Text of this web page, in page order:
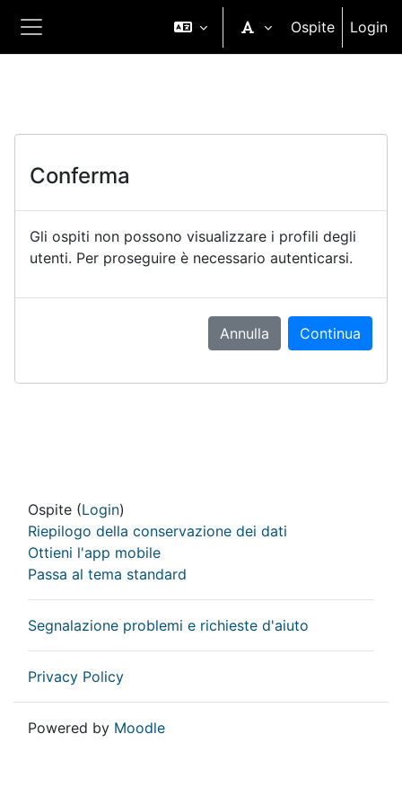
Pannello laterale
Ospite Login
Conferma
Gli ospiti non possono visualizzare i profili degli
utenti. Per proseguire è necessario autenticarsi.
Annulla Continua
Ospite (Login)
Riepilogo della conservazione dei dati
Ottieni l'app mobile
Passa al tema standard
Segnalazione problemi e richieste d'aiuto
Privacy Policy
Powered by Moodle